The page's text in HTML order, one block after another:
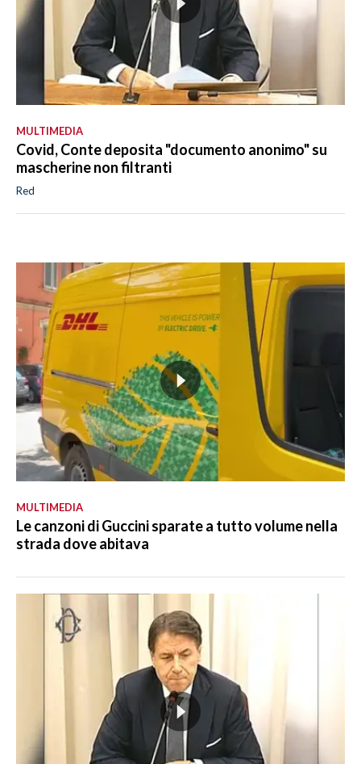
MULTIMEDIA
Covid, Conte deposita "documento anonimo" su
mascherine non filtranti
Red
MULTIMEDIA
Le canzoni di Guccini sparate a tutto volume nella
strada dove abitava